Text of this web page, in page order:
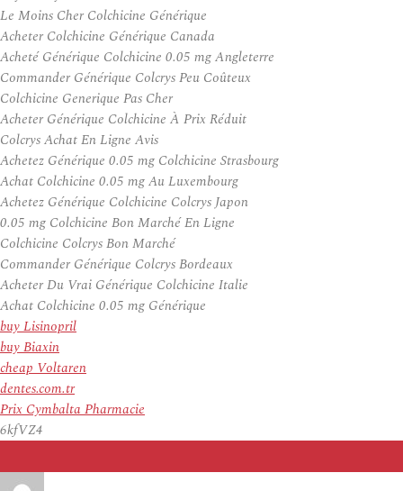
Le Moins Cher Colchicine Générique
Acheter Colchicine Générique Canada
Acheté Générique Colchicine 0.05 mg Angleterre
Commander Générique Colcrys Peu Coûteux
Colchicine Generique Pas Cher
Acheter Générique Colchicine À Prix Réduit
Colcrys Achat En Ligne Avis
Achetez Générique 0.05 mg Colchicine Strasbourg
Achat Colchicine 0.05 mg Au Luxembourg
Achetez Générique Colchicine Colcrys Japon
0.05 mg Colchicine Bon Marché En Ligne
Colchicine Colcrys Bon Marché
Commander Générique Colcrys Bordeaux
Acheter Du Vrai Générique Colchicine Italie
Achat Colchicine 0.05 mg Générique
buy Lisinopril
buy Biaxin
cheap Voltaren
dentes.com.tr
Prix Cymbalta Pharmacie
6kfVZ4